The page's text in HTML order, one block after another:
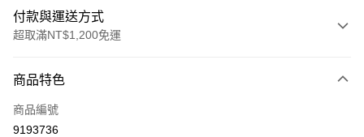
付款與運送方式
超取滿NT$1,200免運
信用卡一次付款
信用卡分期付款
商品特色
商品編號
9193736